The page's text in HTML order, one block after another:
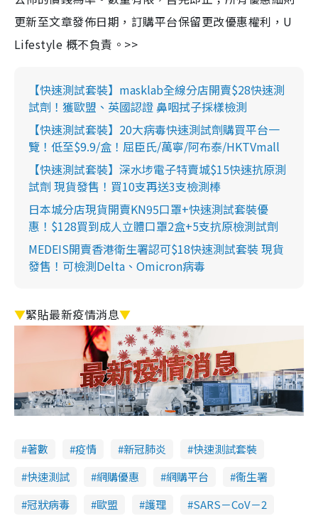
更新至文章發佈日期，訂購平台保留更改優惠權利，U
Lifestyle 概不負責。>>
【快速測試套裝】masklab全線分店開賣$28快速測
試劑！獲歐盟、英國認證 鼻咽拭子採樣檢測
【快速測試套裝】20大病毒快速測試劑購買平台一
覽！低至$9.9/盒！屈臣氏/萬寧/阿布泰/HKTVmall
【快速測試套裝】深水埗電子特賣城$15快速抗原測
試劑 現貨發售！買10支再送3支檢測棒
日本城分店現貨開賣KN95口罩+快速測試套裝優
惠！$128買到成人立體口罩2盒+5支抗原檢測試劑
MEDEIS開賣香港衛生署認可$18快速測試套裝 現貨
發售！可檢測Delta、Omicron病毒
▼緊貼最新疫情消息▼
著數 疫情 新冠肺炎
快速測試套裝
快速測試
網購優惠 網購平台
衞生署
冠狀病毒
歐盟 護理 SARS－CoV－2